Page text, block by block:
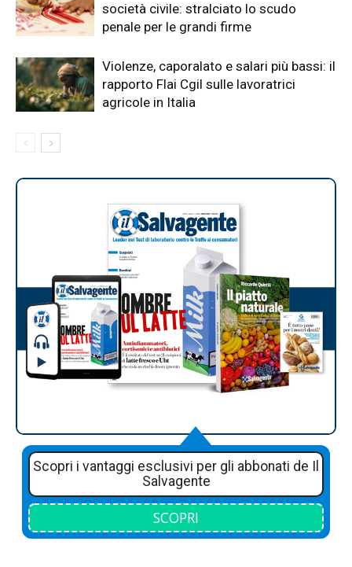
società civile: stralciato lo scudo
penale per le grandi firme
Violenze, caporalato e salari più bassi: il
rapporto Flai Cgil sulle lavoratrici
agricole in Italia
Scopri i vantaggi esclusivi per gli abbonati de Il
Salvagente
SCOPRI